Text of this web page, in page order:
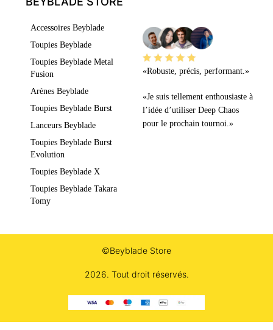
Accessoires Beyblade
Toupies Beyblade
Toupies Beyblade Metal
Fusion
Arènes Beyblade
Toupies Beyblade Burst
Lanceurs Beyblade
Toupies Beyblade Burst
Evolution
Toupies Beyblade X
Toupies Beyblade Takara
Tomy
«Robuste, précis, performant.»
«Je suis tellement enthousiaste à
l’idée d’utiliser Deep Chaos
pour le prochain tournoi.»
©Beyblade Store
2026. Tout droit réservés.